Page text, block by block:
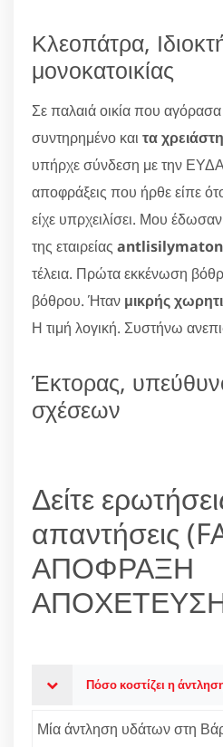
Κλεοπάτρα,
μονοκατοικίας
Σε παλαιά οικία που
συντηρημένο και τα
υπήρχε σύνδεση με την
αποφράξεις που ήρθε είπε
είχε υπρχειλίσει. Μου έδωσαν
της εταιρείας
τέλεια. Πρώτα εκκένωση
βόθρου. Ήταν μικρής
Η τιμή λογική. Συστήνω
Έκτορας,
σχέσεων
Δείτε
απαντήσεις
ΑΠΟΦΡΑΞΗ
Πόσο κοστίζει η
Μία άντληση υδάτων στη